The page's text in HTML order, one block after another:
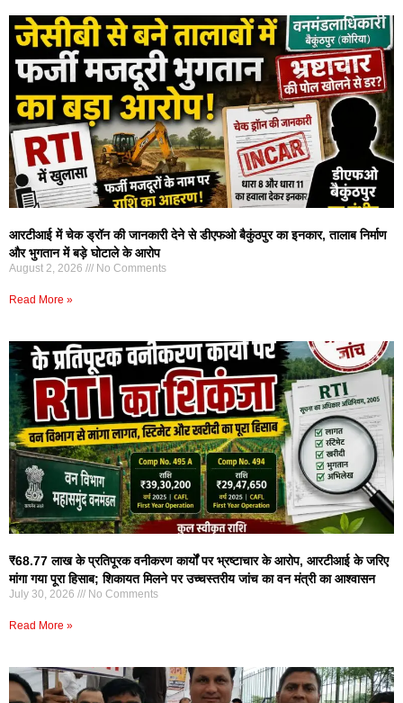
आरटीआई में चेक ड्रॉन की जानकारी देने से डीएफओ बैकुंठपुर का इनकार, तालाब निर्माण
और भुगतान में बड़े घोटाले के आरोप
August 2, 2026 No Comments
Read More »
₹68.77 लाख के प्रतिपूरक वनीकरण कार्यों पर भ्रष्टाचार के आरोप, आरटीआई के जरिए
मांगा गया पूरा हिसाब; शिकायत मिलने पर उच्चस्तरीय जांच का वन मंत्री का आश्वासन
July 30, 2026 No Comments
Read More »